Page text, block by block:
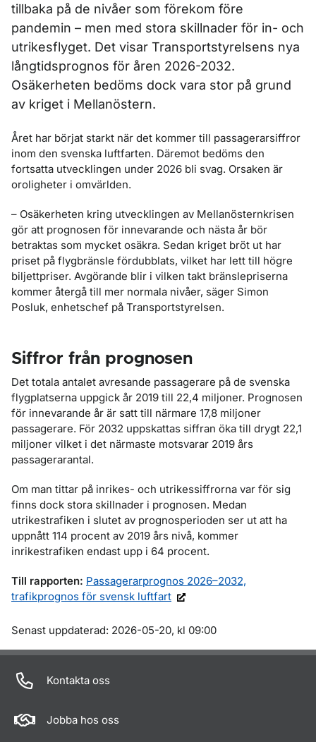
tillbaka på de nivåer som förekom före
pandemin – men med stora skillnader för in- och
utrikesflyget. Det visar Transportstyrelsens nya
långtidsprognos för åren 2026-2032.
Osäkerheten bedöms dock vara stor på grund
av kriget i Mellanöstern.
Året har börjat starkt när det kommer till passagerarsiffror
inom den svenska luftfarten. Däremot bedöms den
fortsatta utvecklingen under 2026 bli svag. Orsaken är
oroligheter i omvärlden.
– Osäkerheten kring utvecklingen av Mellanösternkrisen
gör att prognosen för innevarande och nästa år bör
betraktas som mycket osäkra. Sedan kriget bröt ut har
priset på flygbränsle fördubblats, vilket har lett till högre
biljettpriser. Avgörande blir i vilken takt bränslepriserna
kommer återgå till mer normala nivåer, säger Simon
Posluk, enhetschef på Transportstyrelsen.
Siffror från prognosen
Det totala antalet avresande passagerare på de svenska
flygplatserna uppgick år 2019 till 22,4 miljoner. Prognosen
för innevarande år är satt till närmare 17,8 miljoner
passagerare. För 2032 uppskattas siffran öka till drygt 22,1
miljoner vilket i det närmaste motsvarar 2019 års
passagerarantal.
Om man tittar på inrikes- och utrikessiffrorna var för sig
finns dock stora skillnader i prognosen. Medan
utrikestrafiken i slutet av prognosperioden ser ut att ha
uppnått 114 procent av 2019 års nivå, kommer
inrikestrafiken endast upp i 64 procent.
Till rapporten: Passagerarprognos 2026–2032,
trafikprognos för svensk luftfart
Om sidan
Senast uppdaterad: 2026-05-20, kl 09:00
Kontakta oss
Jobba hos oss